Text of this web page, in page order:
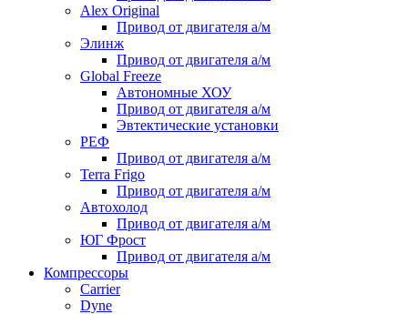
Alex Original
Привод от двигателя а/м
Элинж
Привод от двигателя а/м
Global Freeze
Автономные ХОУ
Привод от двигателя а/м
Эвтектические установки
РЕФ
Привод от двигателя а/м
Terra Frigo
Привод от двигателя а/м
Автохолод
Привод от двигателя а/м
ЮГ Фрост
Привод от двигателя а/м
Компрессоры
Carrier
Dyne